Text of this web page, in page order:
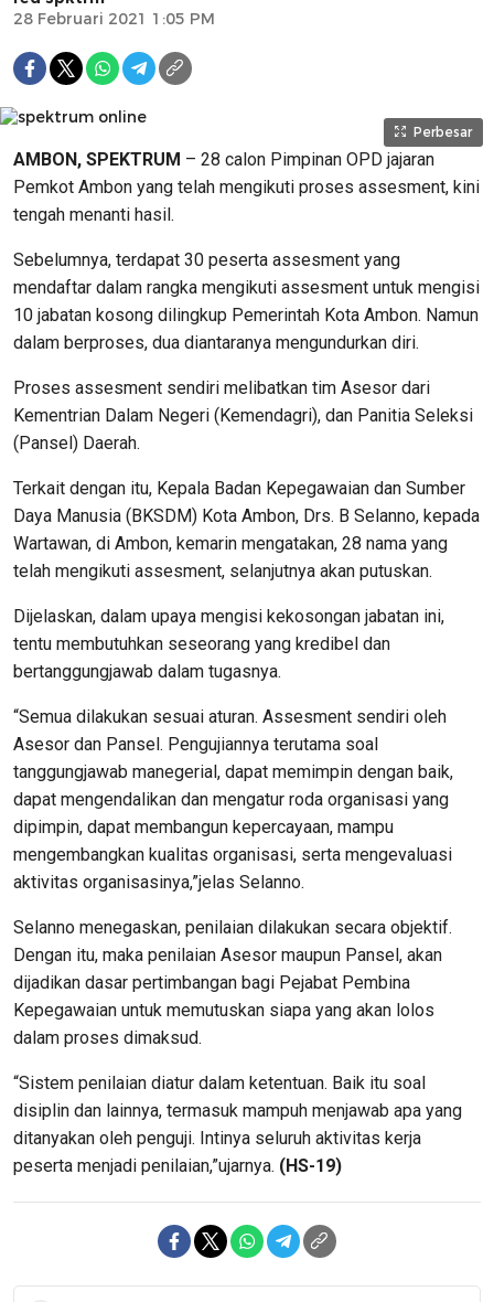
28 Februari 2021 1:05 PM
Perbesar
AMBON, SPEKTRUM – 28 calon Pimpinan OPD jajaran
Pemkot Ambon yang telah mengikuti proses assesment, kini
tengah menanti hasil.
Sebelumnya, terdapat 30 peserta assesment yang
mendaftar dalam rangka mengikuti assesment untuk mengisi
10 jabatan kosong dilingkup Pemerintah Kota Ambon. Namun
dalam berproses, dua diantaranya mengundurkan diri.
Proses assesment sendiri melibatkan tim Asesor dari
Kementrian Dalam Negeri (Kemendagri), dan Panitia Seleksi
(Pansel) Daerah.
Terkait dengan itu, Kepala Badan Kepegawaian dan Sumber
Daya Manusia (BKSDM) Kota Ambon, Drs. B Selanno, kepada
Wartawan, di Ambon, kemarin mengatakan, 28 nama yang
telah mengikuti assesment, selanjutnya akan putuskan.
Dijelaskan, dalam upaya mengisi kekosongan jabatan ini,
tentu membutuhkan seseorang yang kredibel dan
bertanggungjawab dalam tugasnya.
“Semua dilakukan sesuai aturan. Assesment sendiri oleh
Asesor dan Pansel. Pengujiannya terutama soal
tanggungjawab manegerial, dapat memimpin dengan baik,
dapat mengendalikan dan mengatur roda organisasi yang
dipimpin, dapat membangun kepercayaan, mampu
mengembangkan kualitas organisasi, serta mengevaluasi
aktivitas organisasinya,”jelas Selanno.
Selanno menegaskan, penilaian dilakukan secara objektif.
Dengan itu, maka penilaian Asesor maupun Pansel, akan
dijadikan dasar pertimbangan bagi Pejabat Pembina
Kepegawaian untuk memutuskan siapa yang akan lolos
dalam proses dimaksud.
“Sistem penilaian diatur dalam ketentuan. Baik itu soal
disiplin dan lainnya, termasuk mampuh menjawab apa yang
ditanyakan oleh penguji. Intinya seluruh aktivitas kerja
peserta menjadi penilaian,”ujarnya. (HS-19)